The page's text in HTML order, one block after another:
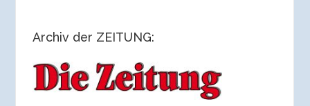
Archiv der ZEITUNG: